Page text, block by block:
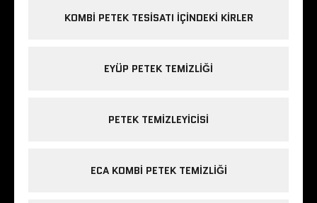
KOMBI PETEK TESISATI IÇINDEKI KIRLER
EYÜP PETEK TEMIZLIĞI
PETEK TEMIZLEYICISI
ECA KOMBI PETEK TEMIZLIĞI